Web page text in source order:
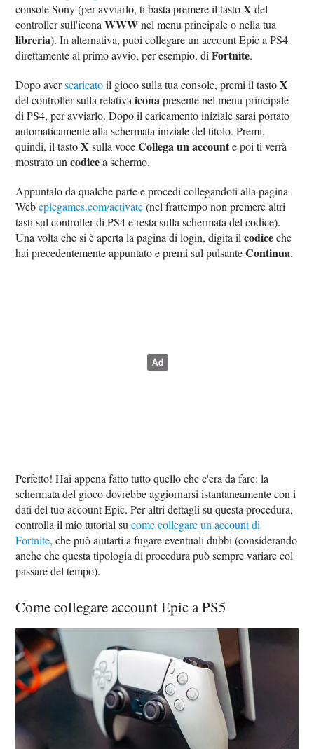
console Sony (per avviarlo, ti basta premere il tastoX del
controller sull'iconaWWWnel menu principale o nella tua
libreria). In alternativa, puoi collegare un account Epic a PS4
direttamente al primo avvio, per esempio, diFortnite.
Dopo averscaricatoil gioco sulla tua console, premi il tastoX
del controller sulla relativaiconapresente nel menu principale
di PS4, per avviarlo. Dopo il caricamento iniziale sarai portato
automaticamente alla schermata iniziale del titolo. Premi,
quindi, il tastoX sulla voceCollega un accounte poi ti verrà
mostrato uncodicea schermo.
Appuntalo da qualche parte e procedi collegandoti alla pagina
Webepicgames.com/activate(nel frattempo non premere altri
tasti sul controller di PS4 e resta sulla schermata del codice).
Una volta che si è aperta la pagina di login, digita ilcodiceche
hai precedentemente appuntato e premi sul pulsanteContinua.
Perfetto! Hai appena fatto tutto quello che c'era da fare: la
schermata del gioco dovrebbe aggiornarsi istantaneamente con i
dati del tuo account Epic. Per altri dettagli su questa procedura,
controlla il mio tutorial sucome collegare un account di
Fortnite, che può aiutarti a fugare eventuali dubbi (considerando
anche che questa tipologia di procedura può sempre variare col
passare del tempo).
Come collegare account Epic a PS5